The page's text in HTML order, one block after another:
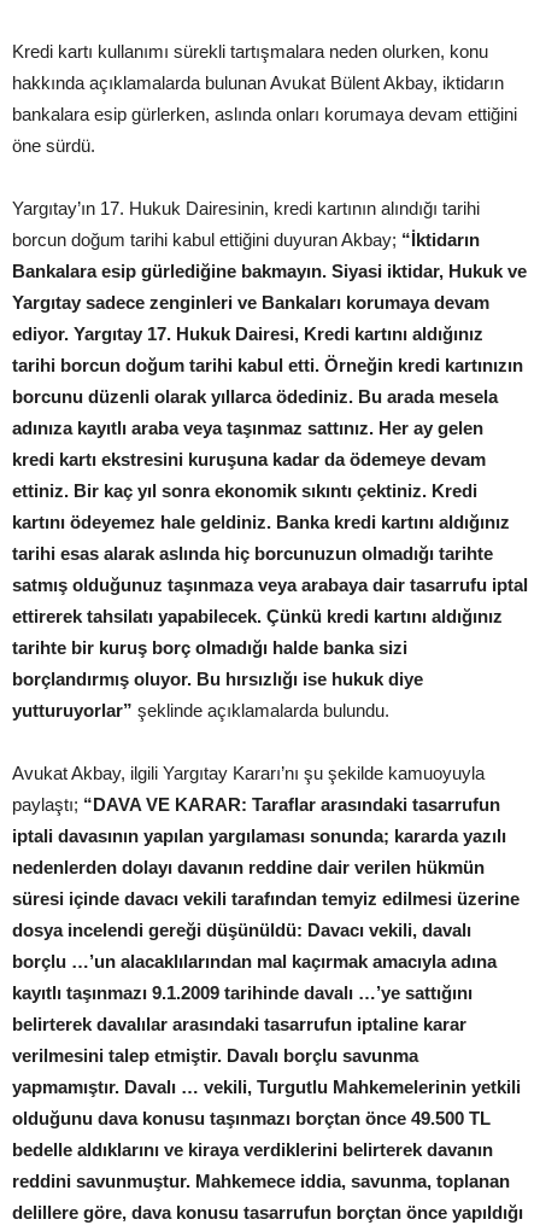
Kredi kartı kullanımı sürekli tartışmalara neden olurken, konu
hakkında açıklamalarda bulunan Avukat Bülent Akbay, iktidarın
bankalara esip gürlerken, aslında onları korumaya devam ettiğini
öne sürdü.
Yargıtay’ın 17. Hukuk Dairesinin, kredi kartının alındığı tarihi
borcun doğum tarihi kabul ettiğini duyuran Akbay; “İktidarın
Bankalara esip gürlediğine bakmayın. Siyasi iktidar, Hukuk ve
Yargıtay sadece zenginleri ve Bankaları korumaya devam
ediyor. Yargıtay 17. Hukuk Dairesi, Kredi kartını aldığınız
tarihi borcun doğum tarihi kabul etti. Örneğin kredi kartınızın
borcunu düzenli olarak yıllarca ödediniz. Bu arada mesela
adınıza kayıtlı araba veya taşınmaz sattınız. Her ay gelen
kredi kartı ekstresini kuruşuna kadar da ödemeye devam
ettiniz. Bir kaç yıl sonra ekonomik sıkıntı çektiniz. Kredi
kartını ödeyemez hale geldiniz. Banka kredi kartını aldığınız
tarihi esas alarak aslında hiç borcunuzun olmadığı tarihte
satmış olduğunuz taşınmaza veya arabaya dair tasarrufu iptal
ettirerek tahsilatı yapabilecek. Çünkü kredi kartını aldığınız
tarihte bir kuruş borç olmadığı halde banka sizi
borçlandırmış oluyor. Bu hırsızlığı ise hukuk diye
yutturuyorlar” şeklinde açıklamalarda bulundu.
Avukat Akbay, ilgili Yargıtay Kararı’nı şu şekilde kamuoyuyla
paylaştı; “DAVA VE KARAR: Taraflar arasındaki tasarrufun
iptali davasının yapılan yargılaması sonunda; kararda yazılı
nedenlerden dolayı davanın reddine dair verilen hükmün
süresi içinde davacı vekili tarafından temyiz edilmesi üzerine
dosya incelendi gereği düşünüldü: Davacı vekili, davalı
borçlu …’un alacaklılarından mal kaçırmak amacıyla adına
kayıtlı taşınmazı 9.1.2009 tarihinde davalı …’ye sattığını
belirterek davalılar arasındaki tasarrufun iptaline karar
verilmesini talep etmiştir. Davalı borçlu savunma
yapmamıştır. Davalı … vekili, Turgutlu Mahkemelerinin yetkili
olduğunu dava konusu taşınmazı borçtan önce 49.500 TL
bedelle aldıklarını ve kiraya verdiklerini belirterek davanın
reddini savunmuştur. Mahkemece iddia, savunma, toplanan
delillere göre, dava konusu tasarrufun borçtan önce yapıldığı